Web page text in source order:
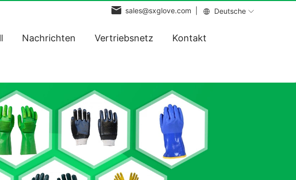
Deutsche
sales@sxglove.com |
Nachrichten Vertriebsnetz Kontakt